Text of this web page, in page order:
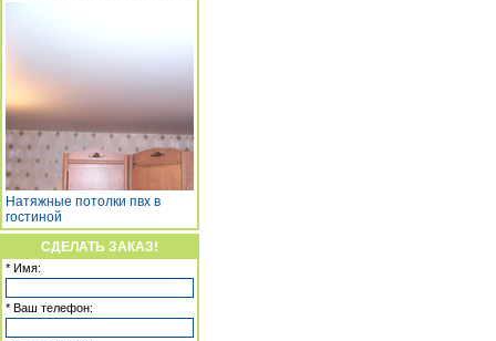
Натяжные потолки пвх в
гостиной
СДЕЛАТЬ ЗАКАЗ!
* Имя:
* Ваш телефон: